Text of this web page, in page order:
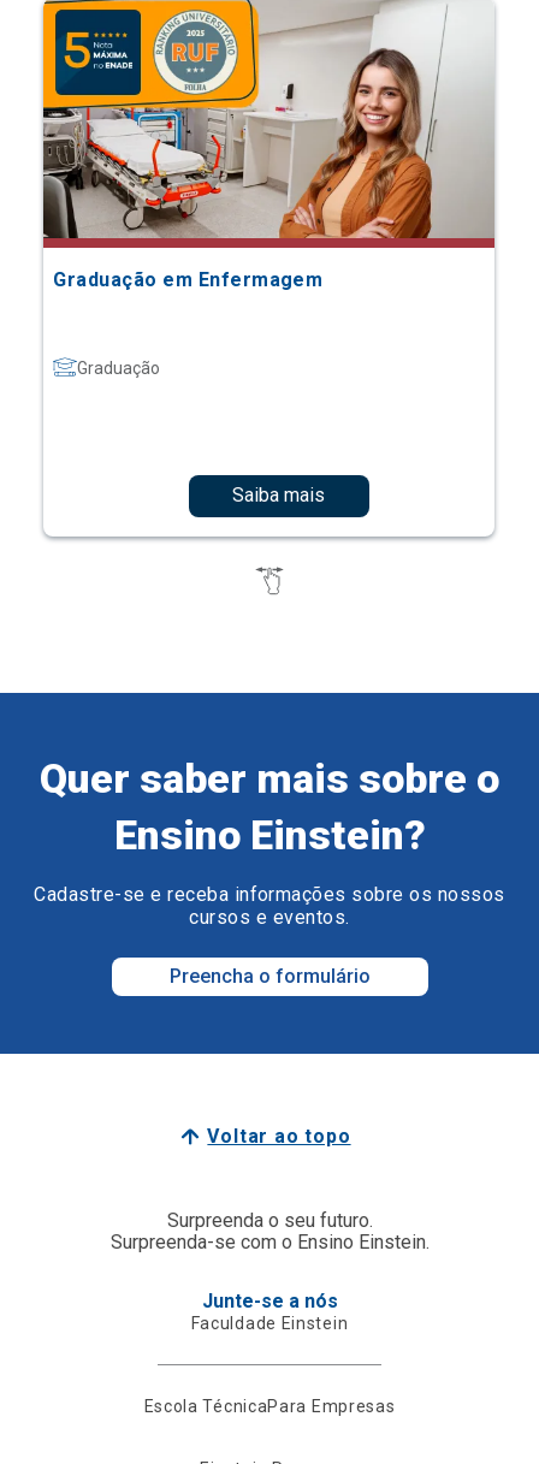
Graduação em Enfermagem
Graduação
Saiba mais
Quer saber mais sobre o
Ensino Einstein?
Cadastre-se e receba informações sobre os nossos
cursos e eventos.
Preencha o formulário
Voltar ao topo
Surpreenda o seu futuro.
Surpreenda-se com o Ensino Einstein.
Junte-se a nós
Faculdade Einstein
Escola TécnicaPara Empresas